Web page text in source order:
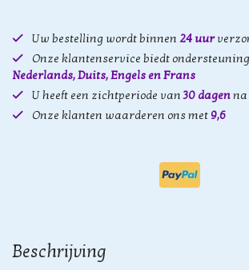
Uw bestelling wordt binnen 24 uur
Onze klantenservice biedt
Nederlands, Duits, Engels en Frans
U heeft een zichtperiode van30 dagenna
Onze klanten waarderen ons met 9,6
Beschrijving